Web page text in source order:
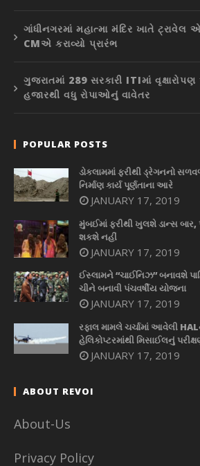
ગાંધીનગરમાં મહાત્મા મંદિર ખાતે ટ્રાવેલ
CMએ કરાવ્યો પ્રારંભ
ગુજરાતમાં 289 સરકારી ITIમાં
હજારથી વધુ રોપાઓનું વાવેતર
POPULAR POSTS
ડોકલામમાં ફરીથી ડ્રેગનનો
નિર્માણ કાર્ય પૂર્ણતાના આરે
JANUARY 17, 2019
મુંબઈમાં ફરીથી ખુલશે ડાન્સ બાર,
શકશે નહીં
JANUARY 17, 2019
ઈસ્લામને “ચાઈનિઝ” બનાવશે
ચીને બનાવી પંચવર્ષીય યોજના
JANUARY 17, 2019
રફાલ મામલે ચર્ચામાં આવેલી
હેલિકોપ્ટરમાંથી મિસાઈલનું
JANUARY 17, 2019
ABOUT REVOI
About-Us
Privacy Policy